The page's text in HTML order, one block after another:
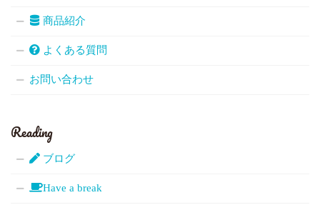
商品紹介
よくある質問
お問い合わせ
Reading
ブログ
Have a break